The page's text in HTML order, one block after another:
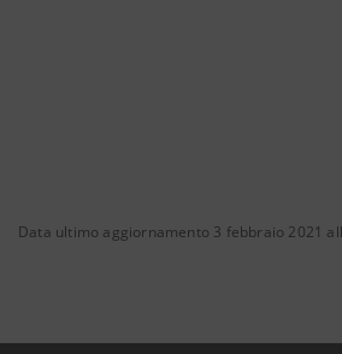
Data ultimo aggiornamento 3 febbraio 2021